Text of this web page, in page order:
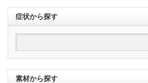
症状から探す
素材から探す